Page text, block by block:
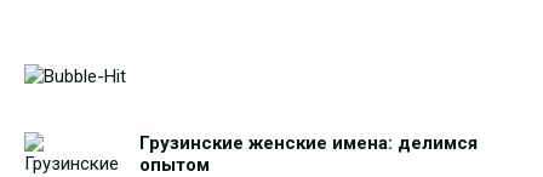
Грузинские женские имена: делимся
опытом